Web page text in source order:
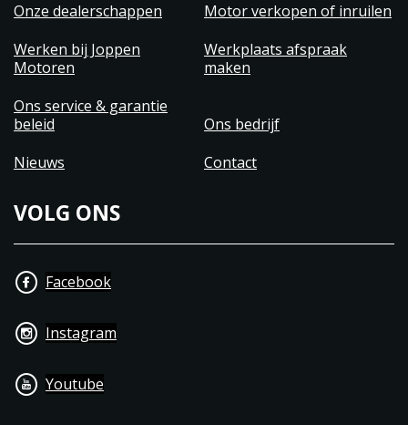
Onze dealerschappen
Motor verkopen of inruilen
Werken bij Joppen
Motoren
Werkplaats afspraak
maken
Ons service & garantie
beleid
Ons bedrijf
Nieuws
Contact
VOLG ONS
Facebook
Instagram
Youtube